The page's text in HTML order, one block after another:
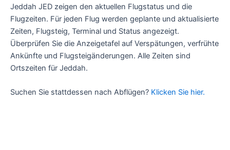
Jeddah JED zeigen den aktuellen Flugstatus und die
Flugzeiten. Für jeden Flug werden geplante und aktualisierte
Zeiten, Flugsteig, Terminal und Status angezeigt.
Überprüfen Sie die Anzeigetafel auf Verspätungen, verfrühte
Ankünfte und Flugsteigänderungen. Alle Zeiten sind
Ortszeiten für Jeddah.
Suchen Sie stattdessen nach Abflügen? Klicken Sie hier.